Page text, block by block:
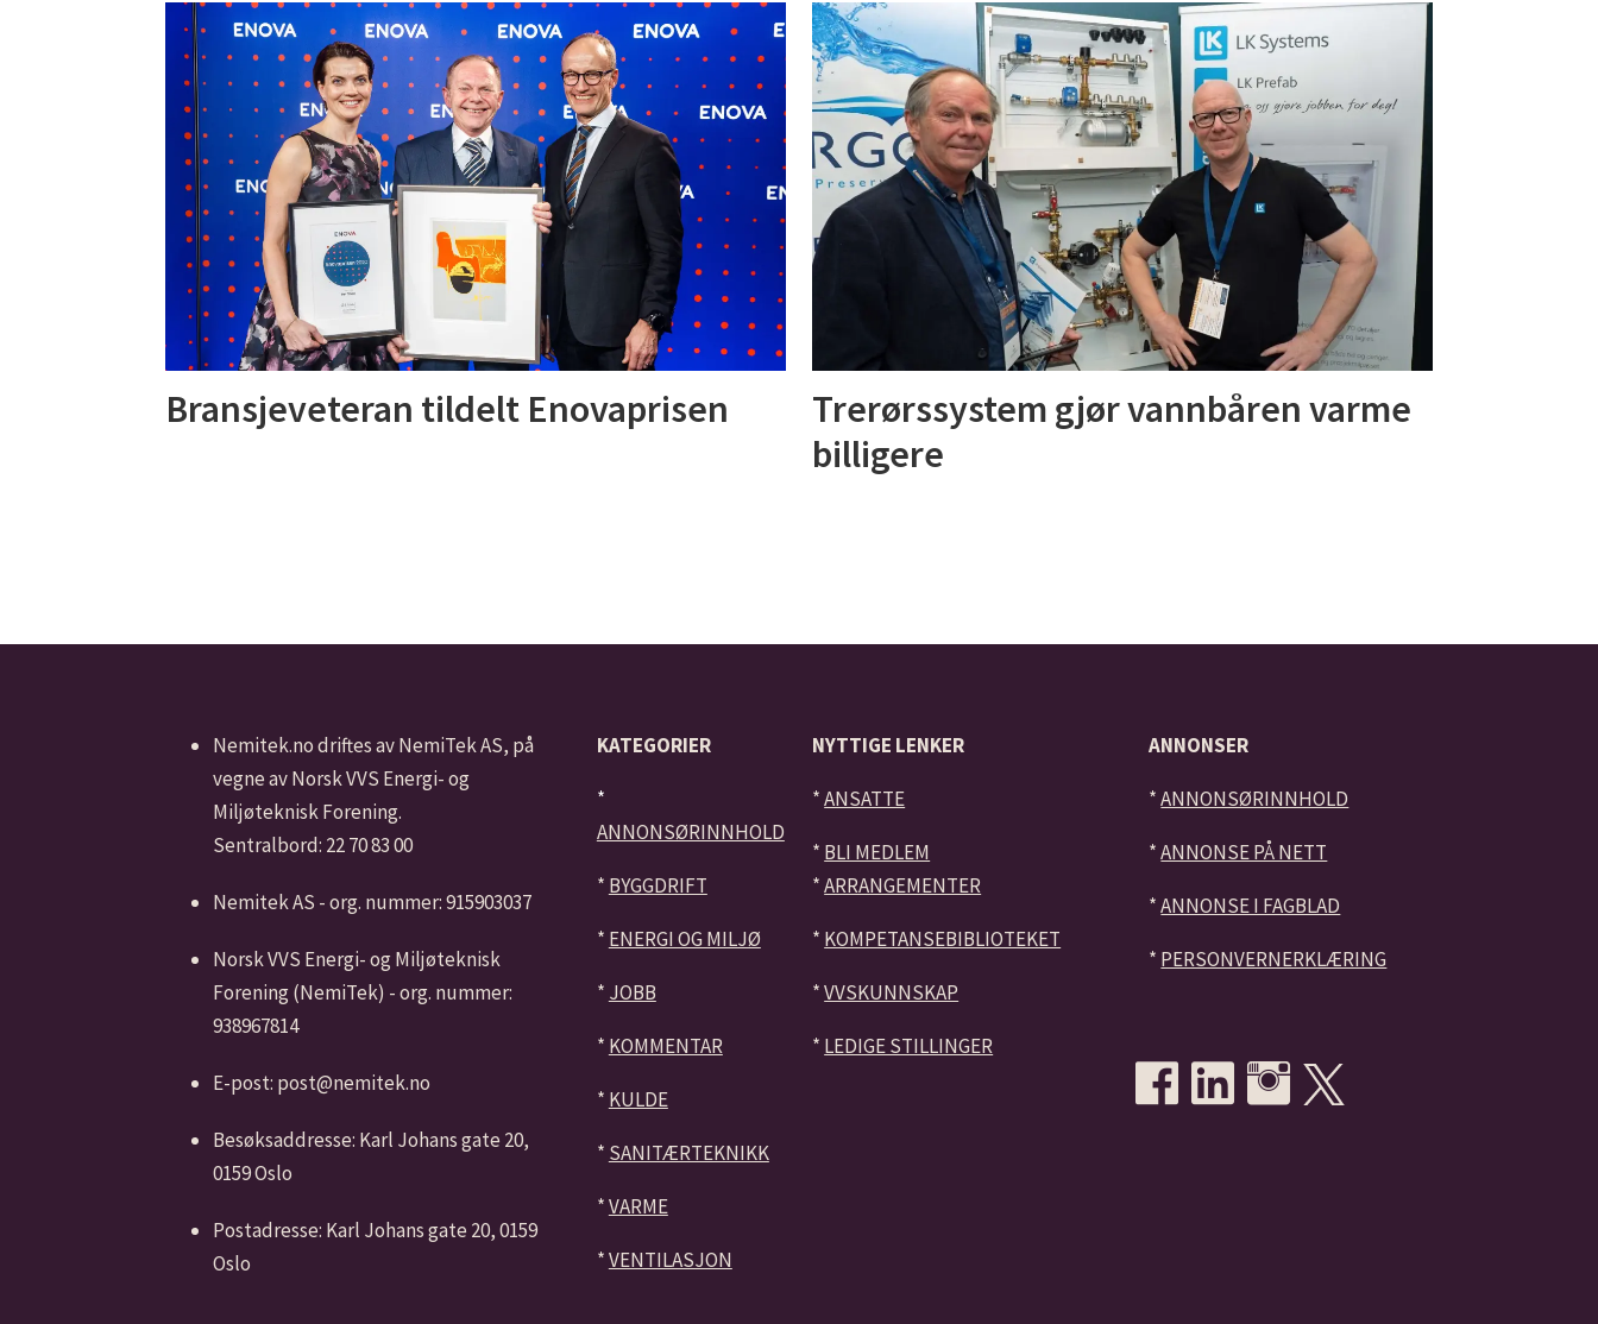
Bransjeveteran tildelt Enovaprisen
Trerørssystem gjør vannbåren varme
billigere
Nemitek.no driftes av NemiTek AS, på
vegne av Norsk VVS Energi- og
Miljøteknisk Forening.
Sentralbord: 22 70 83 00
Nemitek AS - org. nummer: 915903037
Norsk VVS Energi- og Miljøteknisk
Forening (NemiTek) - org. nummer:
938967814
E-post: post@nemitek.no
Besøksaddresse: Karl Johans gate 20,
0159 Oslo
Postadresse: Karl Johans gate 20, 0159
Oslo
KATEGORIER
*
ANNONSØRINNHOLD
* BYGGDRIFT
* ENERGI OG MILJØ
* JOBB
* KOMMENTAR
* KULDE
* SANITÆRTEKNIKK
*VARME
*VENTILASJON
NYTTIGE LENKER
*ANSATTE
* BLI MEDLEM
*ARRANGEMENTER
* KOMPETANSEBIBLIOTEKET
*VVSKUNNSKAP
* LEDIGE STILLINGER
ANNONSER
*ANNONSØRINNHOLD
*ANNONSE PÅ NETT
*ANNONSE I FAGBLAD
* PERSONVERNERKLÆRING